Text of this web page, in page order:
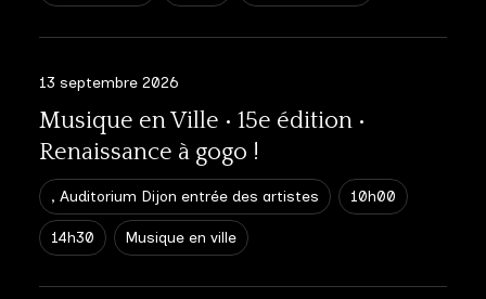
13 septembre 2026
Musique en Ville • 15e édition •
Renaissance à gogo !
, Auditorium Dijon entrée des artistes 10h00
14h30 Musique en ville